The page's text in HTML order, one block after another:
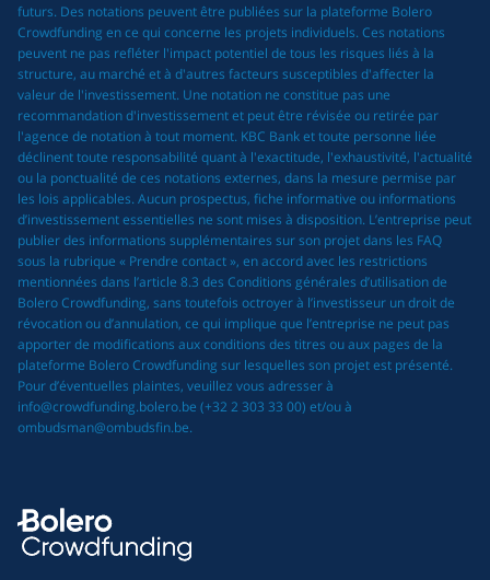
futurs. Des notations peuvent être publiées sur la plateforme Bolero
Crowdfunding en ce qui concerne les projets individuels. Ces notations
peuvent ne pas refléter l'impact potentiel de tous les risques liés à la
structure, au marché et à d'autres facteurs susceptibles d'affecter la
valeur de l'investissement. Une notation ne constitue pas une
recommandation d'investissement et peut être révisée ou retirée par
l'agence de notation à tout moment. KBC Bank et toute personne liée
déclinent toute responsabilité quant à l'exactitude, l'exhaustivité, l'actualité
ou la ponctualité de ces notations externes, dans la mesure permise par
les lois applicables. Aucun prospectus, fiche informative ou informations
d’investissement essentielles ne sont mises à disposition. L’entreprise peut
publier des informations supplémentaires sur son projet dans les FAQ
sous la rubrique « Prendre contact », en accord avec les restrictions
mentionnées dans l’article 8.3 des Conditions générales d’utilisation de
Bolero Crowdfunding, sans toutefois octroyer à l’investisseur un droit de
révocation ou d’annulation, ce qui implique que l’entreprise ne peut pas
apporter de modifications aux conditions des titres ou aux pages de la
plateforme Bolero Crowdfunding sur lesquelles son projet est présenté.
Pour d’éventuelles plaintes, veuillez vous adresser à
info@crowdfunding.bolero.be (+32 2 303 33 00) et/ou à
ombudsman@ombudsfin.be.